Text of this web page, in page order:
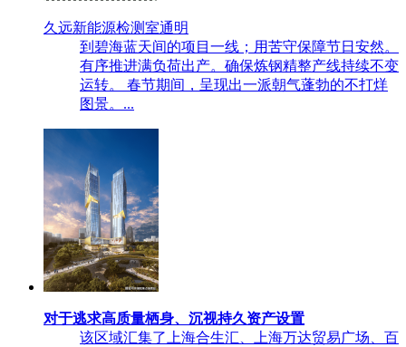
久远新能源检测室通明
到碧海蓝天间的项目一线；用苦守保障节日安然。
有序推进满负荷出产。确保炼钢精整产线持续不变
运转。 春节期间，呈现出一派朝气蓬勃的不打烊
图景。...
对于逃求高质量栖身、沉视持久资产设置
该区域汇集了上海合生汇、上海万达贸易广场、百